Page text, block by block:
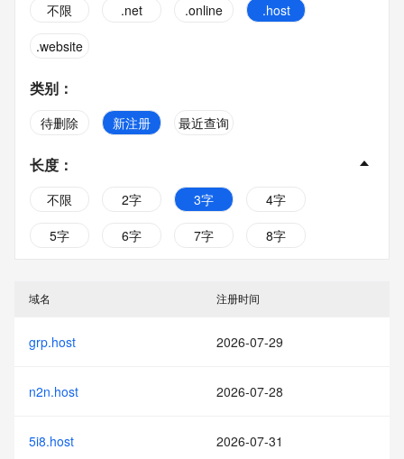
不限 .net .online
.host
.website
类别 ：
待删除 新注册 最近查询
长度 ：
不限 2字 3字
4字
5字
6字 7字
8字
域名 注册时间
grp.host 2026-07-29
n2n.host 2026-07-28
5i8.host 2026-07-31